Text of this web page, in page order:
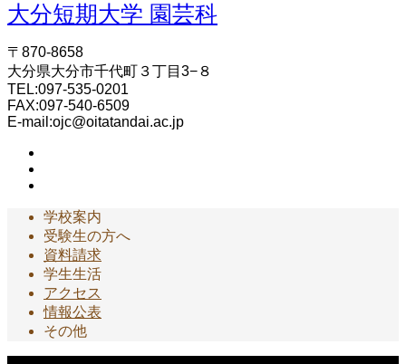
大分短期大学 園芸科
〒870-8658
大分県大分市千代町３丁目3−８
TEL:097-535-0201
FAX:097-540-6509
E-mail:ojc@oitatandai.ac.jp
学校案内
受験生の方へ
資料請求
学生生活
アクセス
情報公表
その他